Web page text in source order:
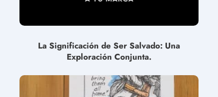
La Significación de Ser Salvado: Una
Exploración Conjunta.